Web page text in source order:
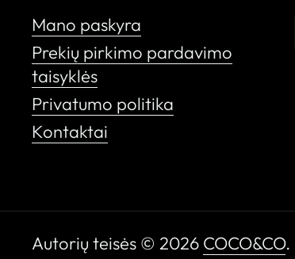
Mano paskyra
Prekių pirkimo pardavimo
taisyklės
Privatumo politika
Kontaktai
Autorių teisės © 2026 COCO&CO.